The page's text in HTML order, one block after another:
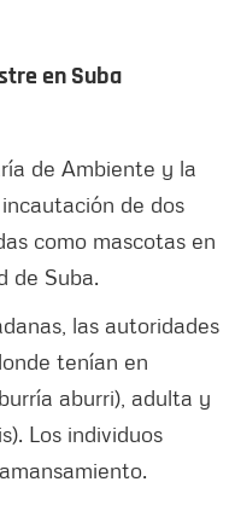
en Suba
de Ambiente y la
de dos
como mascotas en
de Suba.
las autoridades
tenían en
aburri), adulta y
Los individuos